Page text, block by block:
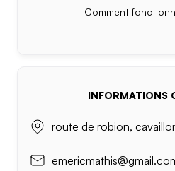
Comment
INFORMATIONS
route de robion,